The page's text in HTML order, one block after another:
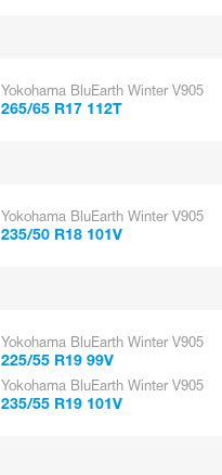
Yokohama BluEarth Winter V905
265/65 R17 112T
Yokohama BluEarth Winter V905
235/50 R18 101V
Yokohama BluEarth Winter V905
225/55 R19 99V
Yokohama BluEarth Winter V905
235/55 R19 101V